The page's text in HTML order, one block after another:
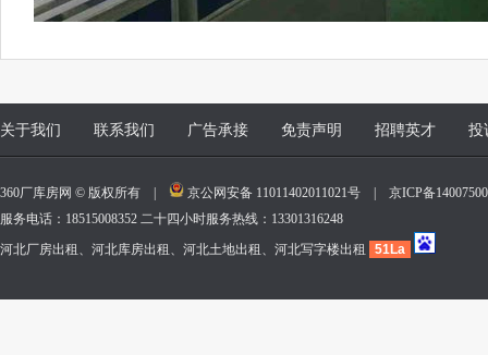
关于我们 联系我们 广告承接 免责声明 招聘英才 投
360厂库房网 © 版权所有 | 京公网安备 11011402011021号
京ICP备
服务电话：18515008352 二十四小时服务热线：13301316248
河北厂房出租、河北库房出租、河北土地出租、河北写字楼出租
51La